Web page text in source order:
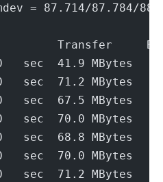
= 87.714/87.784/
Transfer
sec  41.9
sec  71.2
sec  67.5
sec  70.0
sec  68.8
sec  70.0
sec  71.2